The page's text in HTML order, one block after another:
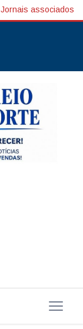
Jornais associados